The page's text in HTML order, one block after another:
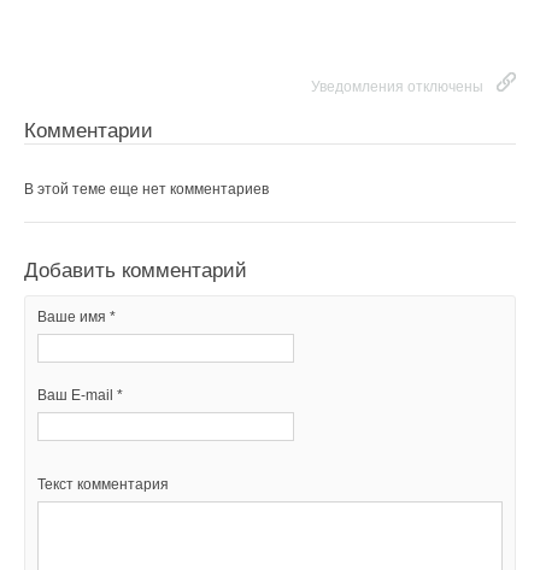
Уведомления отключены
Комментарии
В этой теме еще нет комментариев
Добавить комментарий
Ваше имя *
Ваш E-mail *
Текст комментария
Текст комментария